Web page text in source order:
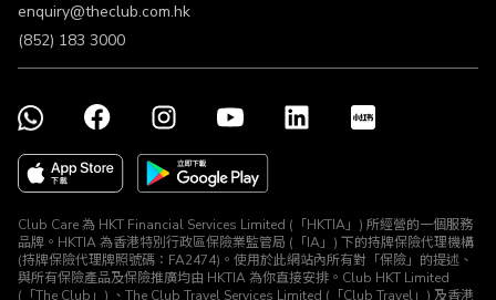
enquiry@theclub.com.hk
(852) 183 3000
Club Care 為 HKT Financial Services Limited (「HKTIA」) 所經營的一個服務
品牌。HKTIA 為香港特別行政區保險業監管局 (「IA」) 下的持牌保險代理機構
(持牌保險代理牌照號碼：FA2474)。使用於此網站內所有對「保險」的提述、
與所有保險產品及保險推廣均由 HKTIA 為你直接安排。Club HKT Limited
(「The Club」) 、The Club Travel Services Limited (「Club Travel」) 及香港